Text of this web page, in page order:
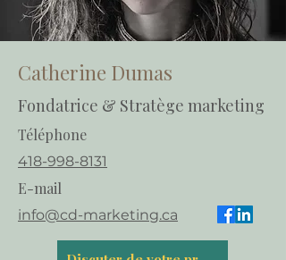
Catherine Dumas
Fondatrice & Stratège marketing
Téléphone
418-998-8131
E-mail
info@cd-marketing.ca